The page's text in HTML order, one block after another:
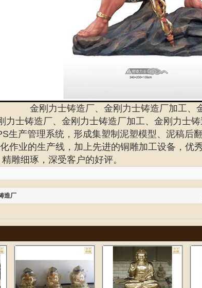
金刚力士铸造厂、金刚力士铸造厂加工、
力士铸造厂、 金刚力士铸造厂加工、 金刚力士
生产管理系统，形成集塑制泥塑模型、泥稿后
作业的生产线，加上先进的铜雕加工设备，优
雕细琢，深受客户的好评。
造厂